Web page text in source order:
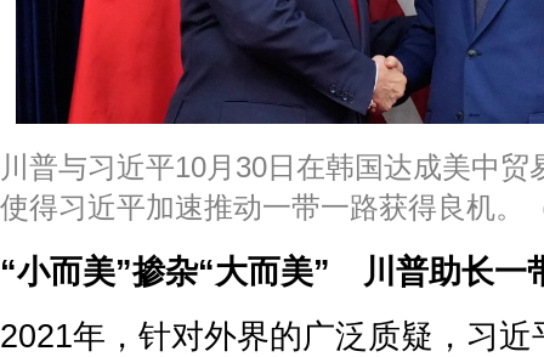
川普与习近平10月30日在韩国达成美中贸
使得习近平加速推动一带一路获得良机。
“小而美”掺杂“大而美” 川普助长一
2021年，针对外界的广泛质疑，习